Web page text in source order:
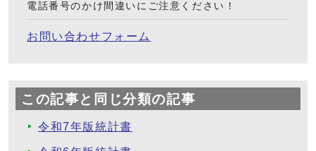
電話番号のかけ間違いにご注意ください！
お問い合わせフォーム
この記事と同じ分類の記事
令和7年版統計書